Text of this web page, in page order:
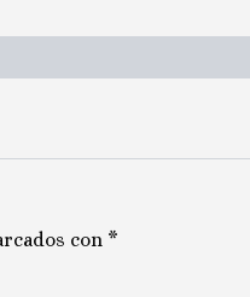
con *